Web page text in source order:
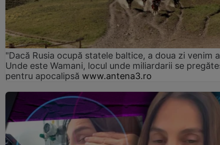
"Dacă Rusia ocupă statele baltice, a doua zi venim
Unde este Wamani, locul unde miliardarii se
pentru apocalipsă www.antena3.ro